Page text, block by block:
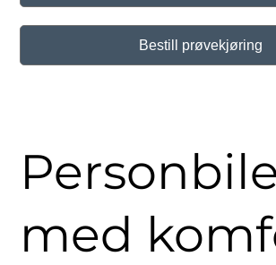
med
Bestill prøvekjøring